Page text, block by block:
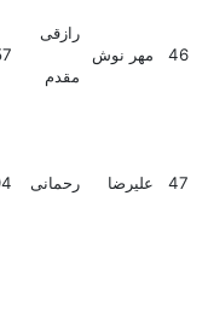
46 مهر نوش
رازقی
مقدم
47 علیرضا رحمانی